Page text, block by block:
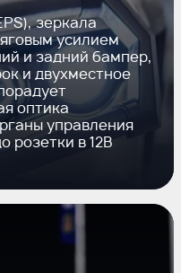
зеркала
усилием
и задний бампер,
и двухместное
оптика
управления
розетки в 12В